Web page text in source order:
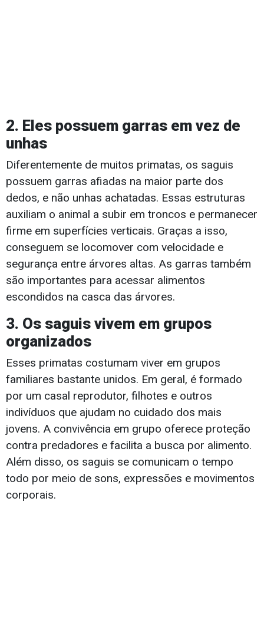
2. Eles possuem garras em vez de
unhas
Diferentemente de muitos primatas, os saguis
possuem garras afiadas na maior parte dos
dedos, e não unhas achatadas. Essas estruturas
auxiliam o animal a subir em troncos e permanecer
firme em superfícies verticais. Graças a isso,
conseguem se locomover com velocidade e
segurança entre árvores altas. As garras também
são importantes para acessar alimentos
escondidos na casca das árvores.
3. Os saguis vivem em grupos
organizados
Esses primatas costumam viver em grupos
familiares bastante unidos. Em geral, é formado
por um casal reprodutor, filhotes e outros
indivíduos que ajudam no cuidado dos mais
jovens. A convivência em grupo oferece proteção
contra predadores e facilita a busca por alimento.
Além disso, os saguis se comunicam o tempo
todo por meio de sons, expressões e movimentos
corporais.